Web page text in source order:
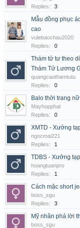
Replies:
3
Mẫu đồng phục
cao
vulebaochau2020
Replies:
0
Thám tử tư theo
Thám Tử Lương
quangcaothamtutu
Replies:
0
Balo thời trang
Mayhopphat
Replies:
0
XMTD - Xưởng
ngocmai221
Replies:
1
TDBS - Xưởng
hoangtuanpro
Replies:
1
Cách mặc short
boss_sgu
Replies:
3
Mỹ nhân phá lời
boss_sgu